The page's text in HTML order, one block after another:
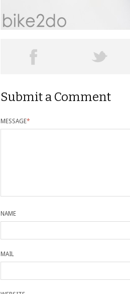
Submit a Comment
MESSAGE*
NAME
MAIL